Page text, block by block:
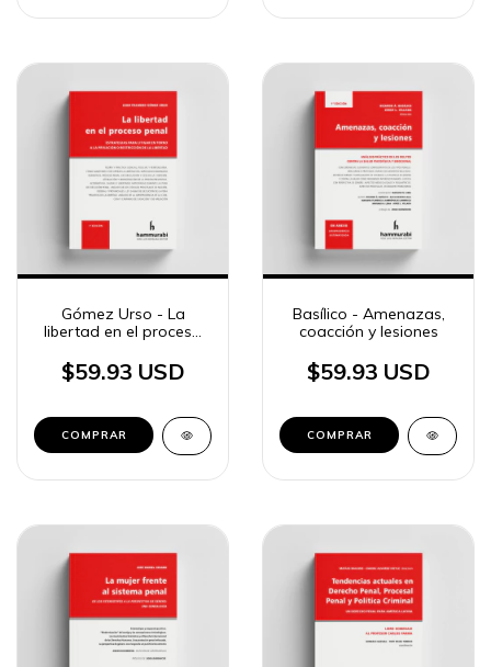
Gómez Urso - La
libertad en el proceso
$59.93 USD
COMPRAR
Basílico - Amenazas,
coacción y lesiones
$59.93 USD
COMPRAR